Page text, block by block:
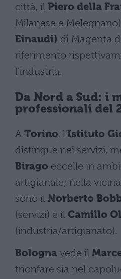
città, il Piero della
Milanese e
Einaudi) di Magenta
riferimento
l’industria.
Da Nord a Sud: i
professionali del
A Torino, l’Istituto
distingue nei servizi,
Birago eccelle in
artigianale; nella
sono il Norberto
(servizi) e il Camillo
(industria/artigianato).
Bologna vede il
trionfare sia nel